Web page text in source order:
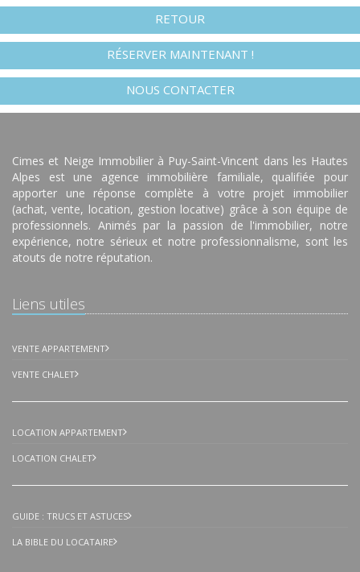
RETOUR
RÉSERVER MAINTENANT !
NOUS CONTACTER
Cimes et Neige Immobilier à Puy-Saint-Vincent dans les Hautes
Alpes est une agence immobilière familiale, qualifiée pour
apporter une réponse complète à votre projet immobilier
(achat, vente, location, gestion locative) grâce à son équipe de
professionnels. Animés par la passion de l'immobilier, notre
expérience, notre sérieux et notre professionnalisme, sont les
atouts de notre réputation.
Liens utiles
VENTE APPARTEMENT
VENTE CHALET
LOCATION APPARTEMENT
LOCATION CHALET
GUIDE : TRUCS ET ASTUCES
LA BIBLE DU LOCATAIRE